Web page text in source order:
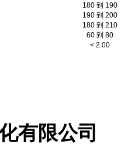
180 到 190
190 到 200
180 到 210
60 到 80
< 2.00
有限公司